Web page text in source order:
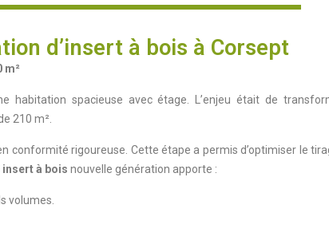
d’insert à bois à Corsept
m²
habitation spacieuse avec étage. L’enjeu était de
210 m².
rigoureuse. Cette étape a permis d’optimiser le
insert à bois nouvelle génération apporte :
volumes.